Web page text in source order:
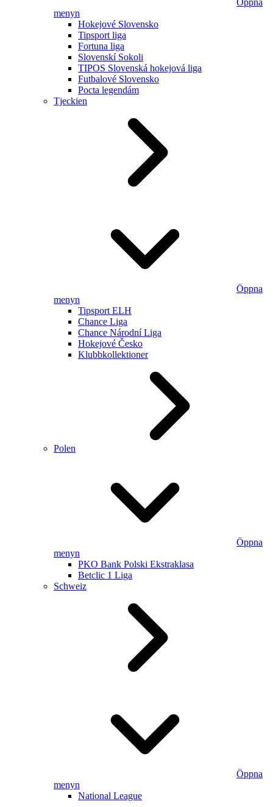
Öppna
menyn
Hokejové Slovensko
Tipsport liga
Fortuna liga
Slovenskí Sokoli
TIPOS Slovenská hokejová liga
Futbalové Slovensko
Pocta legendám
Tjeckien
Öppna
menyn
Tipsport ELH
Chance Liga
Chance Národní Liga
Hokejové Česko
Klubbkollektioner
Polen
Öppna
menyn
PKO Bank Polski Ekstraklasa
Betclic 1 Liga
Schweiz
Öppna
menyn
National League